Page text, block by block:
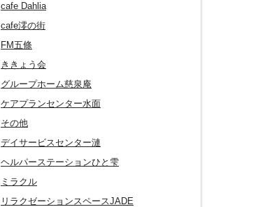
cafe Dahlia
cafe澪の街
FM五條
ききょう会
グループホーム慈泉庵
ケアプランセンター水面
その他
デイサービスセンター漣
ヘルパーステーションひと雫
ミラクル
リラクゼーションスペースJADE